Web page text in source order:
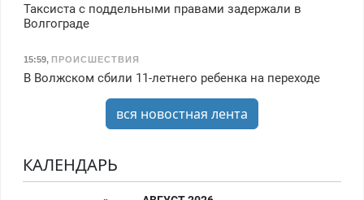
Таксиста с поддельными правами задержали в
Волгограде
15:59, ПРОИСШЕСТВИЯ
В Волжском сбили 11-летнего ребенка на переходе
вся новостная лента
КАЛЕНДАРЬ